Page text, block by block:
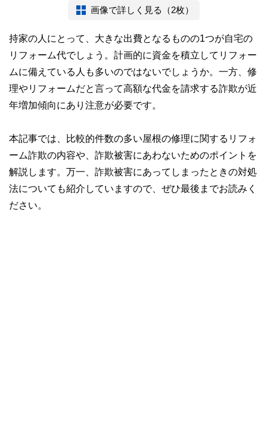
画像で詳しく見る（2枚）
持家の人にとって、大きな出費となるものの1つが自宅の
リフォーム代でしょう。計画的に資金を積立してリフォー
ムに備えている人も多いのではないでしょうか。一方、修
理やリフォームだと言って高額な代金を請求する詐欺が近
年増加傾向にあり注意が必要です。
本記事では、比較的件数の多い屋根の修理に関するリフォ
ーム詐欺の内容や、詐欺被害にあわないためのポイントを
解説します。万一、詐欺被害にあってしまったときの対処
法についても紹介していますので、ぜひ最後までお読みく
ださい。